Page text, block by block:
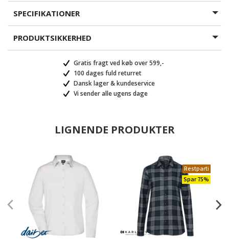
SPECIFIKATIONER
PRODUKTSIKKERHED
Gratis fragt ved køb over 599,-
100 dages fuld returret
Dansk lager & kundeservice
Vi sender alle ugens dage
LIGNENDE PRODUKTER
Restparti
Spar 75%